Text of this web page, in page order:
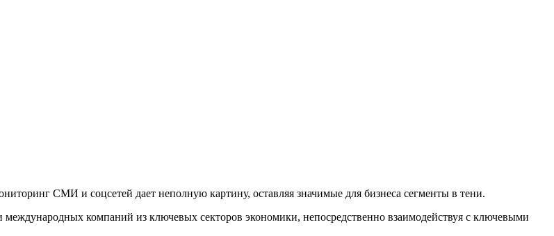
СМИ и соцсетей дает неполную картину, оставляя значимые для бизнеса сегменты в тени.
компаний из ключевых секторов экономики, непосредственно взаимодействуя с ключевыми